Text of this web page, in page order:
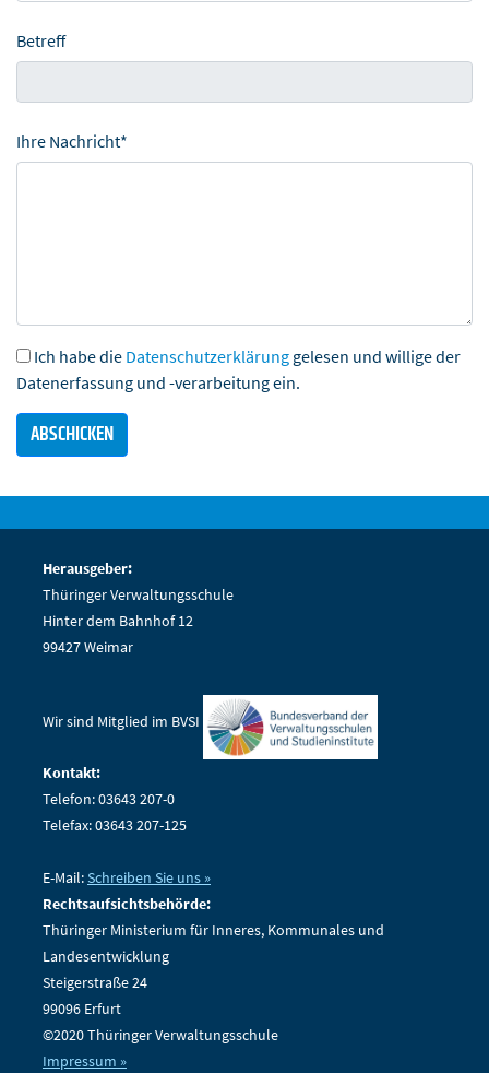
Betreff
Ihre Nachricht*
Ich habe die Datenschutzerklärung gelesen und willige der
Datenerfassung und -verarbeitung ein.
Herausgeber:
Thüringer Verwaltungsschule
Hinter dem Bahnhof 12
99427 Weimar
Wir sind Mitglied im BVSI
Kontakt:
Telefon: 03643 207-0
Telefax: 03643 207-125
E-Mail:Schreiben Sie uns »
Rechtsaufsichtsbehörde:
Thüringer Ministerium für Inneres, Kommunales und
Landesentwicklung
Steigerstraße 24
99096 Erfurt
©2020 Thüringer Verwaltungsschule
Impressum »